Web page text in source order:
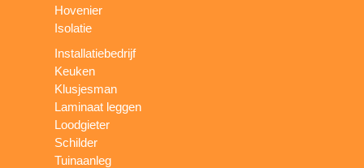
Hovenier
Isolatie
Installatiebedrijf
Keuken
Klusjesman
Laminaat leggen
Loodgieter
Schilder
Tuinaanleg